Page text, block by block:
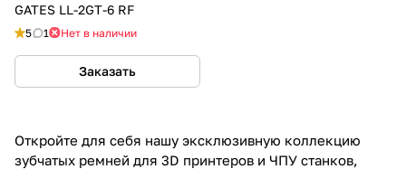
GATES LL-2GT-6 RF
5 1 Нет в наличии
Заказать
Откройте для себя нашу эксклюзивную коллекцию
зубчатых ремней для 3D принтеров и ЧПУ станков,